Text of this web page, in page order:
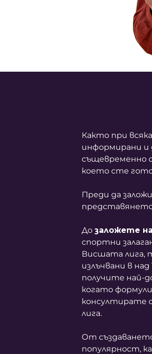
Както при
информирани и
същевременно
което сте
Преди да
До заложете
спортни
Висшата лига,
излъчвани в
получите най-
когато
консултирате
лига.
От
популярност,